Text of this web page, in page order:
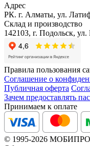
Адрес
РК. г. Алматы, ул.
Склад и производство
142103, г. Подольск,
Правила пользования
Соглашение о
Публичная оферта
Зачем предоставлять
Принимаем к оплате
© 1995-2026